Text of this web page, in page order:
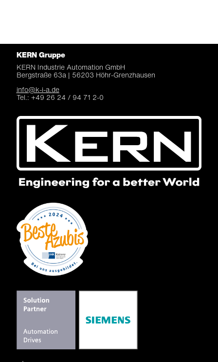
KERN Gruppe
KERN Industrie Automation GmbH
Bergstraße 63a | 56203 Höhr-Grenzhausen
info@k-i-a.de
Tel.: +49 26 24 / 94 71 2-0